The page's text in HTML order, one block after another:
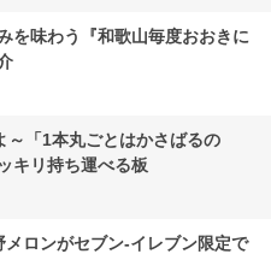
を味わう『和歌山毎度おおきに
～「1本丸ごとはかさばるの
キリ持ち運べる板
ロンがセブン‐イレブン限定で